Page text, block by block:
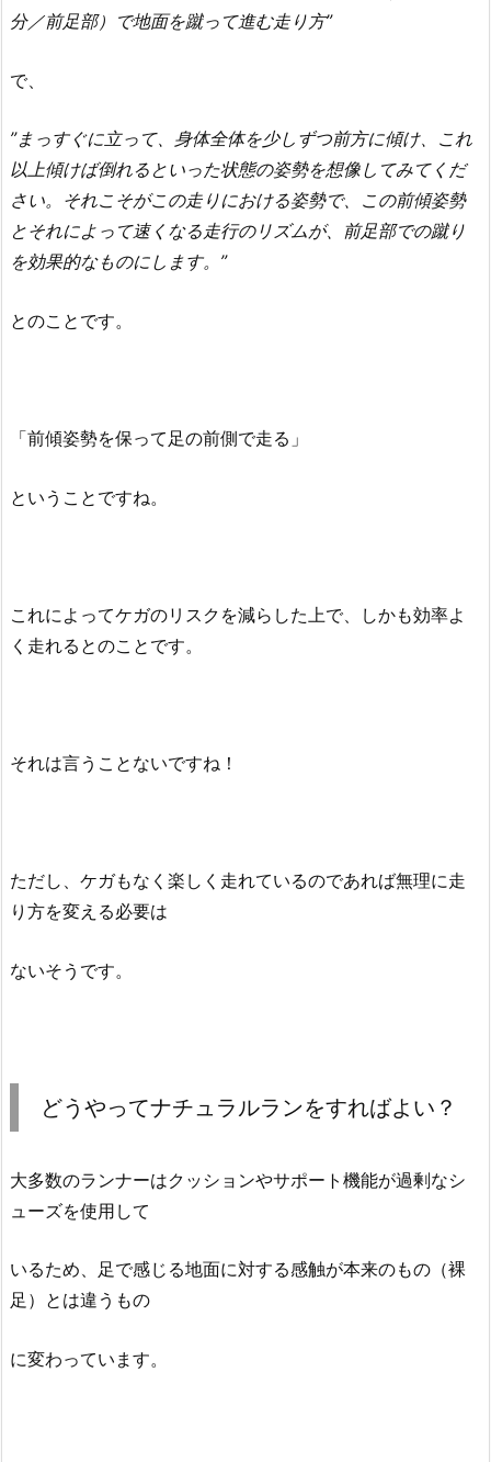
分／前足部）で地面を蹴って進む走り方”
で、
”まっすぐに立って、身体全体を少しずつ前方に傾け、これ
以上傾けば倒れるといった状態の姿勢を想像してみてくだ
さい。それこそがこの走りにおける姿勢で、この前傾姿勢
とそれによって速くなる走行のリズムが、前足部での蹴り
を効果的なものにします。”
とのことです。
「前傾姿勢を保って足の前側で走る」
ということですね。
これによってケガのリスクを減らした上で、しかも効率よ
く走れるとのことです。
それは言うことないですね！
ただし、ケガもなく楽しく走れているのであれば無理に走
り方を変える必要は
ないそうです。
どうやってナチュラルランをすればよい？
大多数のランナーはクッションやサポート機能が過剰なシ
ューズを使用して
いるため、足で感じる地面に対する感触が本来のもの（裸
足）とは違うもの
に変わっています。